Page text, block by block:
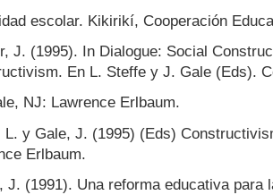
escolar. Kikirikí, Cooperación
J. (1995). In Dialogue: Social
En L. Steffe y J. Gale (Eds).
NJ: Lawrence Erlbaum.
L. y Gale, J. (1995) (Eds)
Erlbaum.
J. (1991). Una reforma educativa para